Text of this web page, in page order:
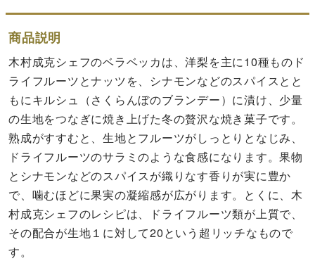
商品説明
木村成克シェフのベラベッカは、洋梨を主に10種ものド
ライフルーツとナッツを、シナモンなどのスパイスとと
もにキルシュ（さくらんぼのブランデー）に漬け、少量
の生地をつなぎに焼き上げた冬の贅沢な焼き菓子です。
熟成がすすむと、生地とフルーツがしっとりとなじみ、
ドライフルーツのサラミのような食感になります。果物
とシナモンなどのスパイスが織りなす香りが実に豊か
で、噛むほどに果実の凝縮感が広がります。とくに、木
村成克シェフのレシピは、ドライフルーツ類が上質で、
その配合が生地１に対して20という超リッチなもので
す。